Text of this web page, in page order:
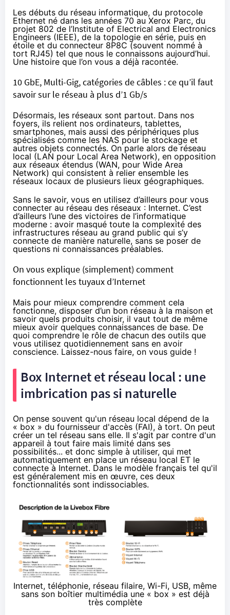
Les débuts du réseau informatique, du protocole
Ethernet né dans les années 70 au Xerox Parc, du
projet 802 de l’Institute of Electrical and Electronics
Engineers (IEEE), de la topologie en série, puis en
étoile et du connecteur 8P8C (souvent nommé à
tort RJ45) tel que nous le connaissons aujourd’hui.
Une histoire que l’on vous a déjà racontée.
10 GbE, Multi-Gig, catégories de câbles : ce qu’il faut
savoir sur le réseau à plus d’1 Gb/s
Désormais, les réseaux sont partout. Dans nos
foyers, ils relient nos ordinateurs, tablettes,
smartphones, mais aussi des périphériques plus
spécialisés comme les NAS pour le stockage et
autres objets connectés. On parle alors de réseau
local (LAN pour Local Area Network), en opposition
aux réseaux étendus (WAN, pour Wide Area
Network) qui consistent à relier ensemble les
réseaux locaux de plusieurs lieux géographiques.
Sans le savoir, vous en utilisez d’ailleurs pour vous
connecter au réseau des réseaux : Internet. C’est
d’ailleurs l’une des victoires de l’informatique
moderne : avoir masqué toute la complexité des
infrastructures réseau au grand public qui s’y
connecte de manière naturelle, sans se poser de
questions ni connaissances préalables.
On vous explique (simplement) comment
fonctionnent les tuyaux d’Internet
Mais pour mieux comprendre comment cela
fonctionne, disposer d’un bon réseau à la maison et
savoir quels produits choisir, il vaut tout de même
mieux avoir quelques connaissances de base. De
quoi comprendre le rôle de chacun des outils que
vous utilisez quotidiennement sans en avoir
conscience. Laissez-nous faire, on vous guide !
Box Internet et réseau local : une
imbrication pas si naturelle
On pense souvent qu'un réseau local dépend de la
« box » du fournisseur d'accès (FAI), à tort. On peut
créer un tel réseau sans elle. Il s'agit par contre d'un
appareil à tout faire mais limité dans ses
possibilités... et donc simple à utiliser, qui met
automatiquement en place un réseau local ET le
connecte à Internet. Dans le modèle français tel qu'il
est généralement mis en œuvre, ces deux
fonctionnalités sont indissociables.
Internet, téléphonie, réseau filaire, Wi-Fi, USB, même
sans son boîtier multimédia une « box » est déjà
très complète